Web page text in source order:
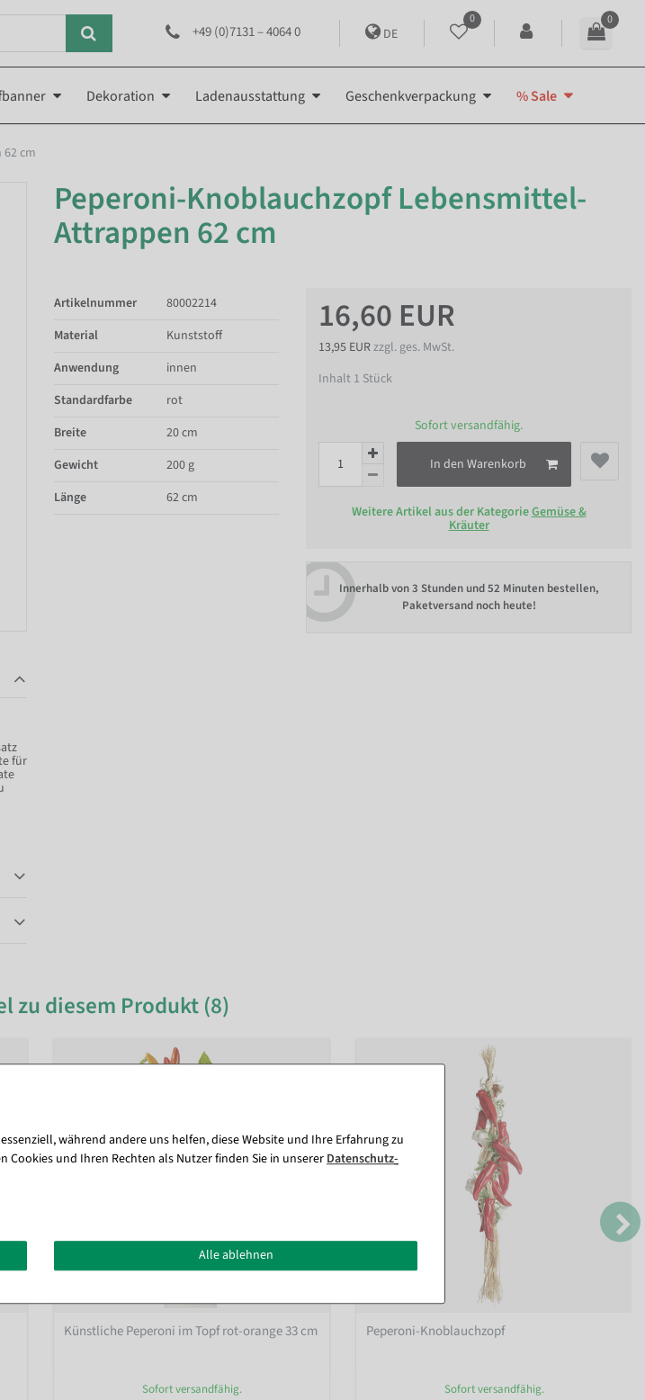
+49 (0)7131 – 4064 0 DE
0 0
Dekoration Ladenausstattung Geschenkverpackung % Sale
cm
Peperoni-Knoblauchzopf Lebensmittel-
Attrappen 62 cm
16,60 EUR
13,95 EURzzgl. ges. MwSt.
Inhalt 1 Stück
Sofort versandfähig.
In den Warenkorb
Weitere Artikel aus der KategorieGemüse &
Kräuter
Innerhalb von3 Stunden und 52 Minuten bestellen,
Paketversand noch heute!
Artikelnummer
80002214
Material
Kunststoff
Anwendung
innen
Standardfarbe
rot
Breite
20 cm
Gewicht
200 g
Länge
62 cm
für
zu diesem Produkt (8)
Künstliche Peperoni im Topf rot-orange 33 cm
Sofort versandfähig.
Peperoni-Knoblauchzopf
Sofort versandfähig.
während andere uns helfen, diese Website und Ihre Erfahrung zu
und Ihren Rechten als Nutzer finden Sie in unsererDaten­schutz­
Alle ablehnen